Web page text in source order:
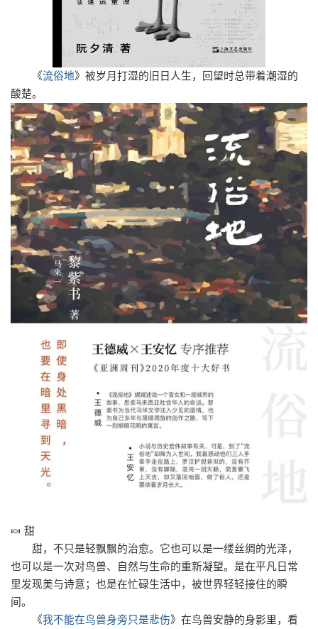
《流俗地》 被岁月打湿的旧日人生，回望时总带着潮湿的
酸楚。
🍬 甜
甜，不只是轻飘飘的治愈。它也可以是一缕丝绸的光泽，
也可以是一次对鸟兽、自然与生命的重新凝望。是在平凡日常
里发现美与诗意；也是在忙碌生活中，被世界轻轻接住的瞬
间。
《我不能在鸟兽身旁只是悲伤》 在鸟兽安静的身影里，看